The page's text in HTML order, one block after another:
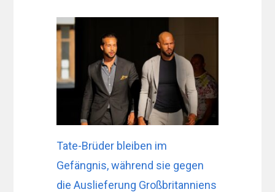
Tate-Brüder bleiben im
Gefängnis, während sie gegen
die Auslieferung Großbritanniens